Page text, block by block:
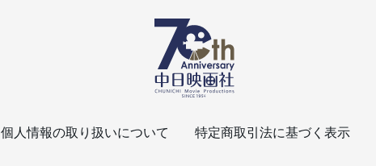
個人情報の取り扱いについて 特定商取引法に基づく表示